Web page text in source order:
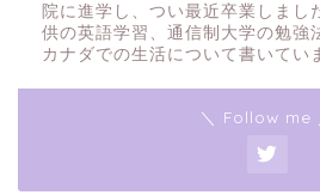
院に進学し、つい最近卒業しまし
供の英語学習、通信制大学の勉強
カナダでの生活について書いてい
＼ Follow me